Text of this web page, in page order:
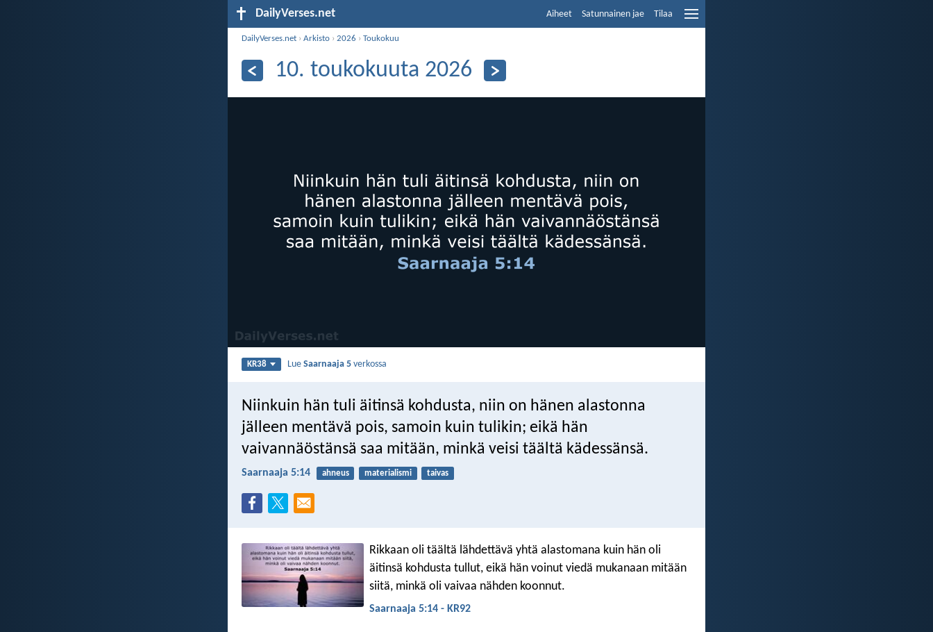
DailyVerses.net Aiheet Satunnainen jae Tilaa
DailyVerses.net ›Arkisto ›2026 ›Toukokuu
10. toukokuuta 2026
KR38 LueSaarnaaja 5 verkossa
Niinkuin hän tuli äitinsä kohdusta, niin on hänen alastonna
jälleen mentävä pois, samoin kuin tulikin; eikä hän
vaivannäöstänsä saa mitään, minkä veisi täältä kädessänsä.
Saarnaaja 5:14 ahneus materialismi taivas
Rikkaan oli täältä lähdettävä yhtä alastomana kuin hän oli
äitinsä kohdusta tullut, eikä hän voinut viedä mukanaan mitään
siitä, minkä oli vaivaa nähden koonnut.
Saarnaaja 5:14 - KR92